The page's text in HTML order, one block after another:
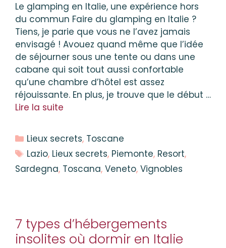
Le glamping en Italie, une expérience hors
du commun Faire du glamping en Italie ?
Tiens, je parie que vous ne l’avez jamais
envisagé ! Avouez quand même que l’idée
de séjourner sous une tente ou dans une
cabane qui soit tout aussi confortable
qu’une chambre d’hôtel est assez
réjouissante. En plus, je trouve que le début …
Lire la suite
Catégories
Lieux secrets, Toscane
Étiquettes
Lazio, Lieux secrets, Piemonte, Resort,
Sardegna, Toscana, Veneto, Vignobles
7 types d’hébergements
insolites où dormir en Italie